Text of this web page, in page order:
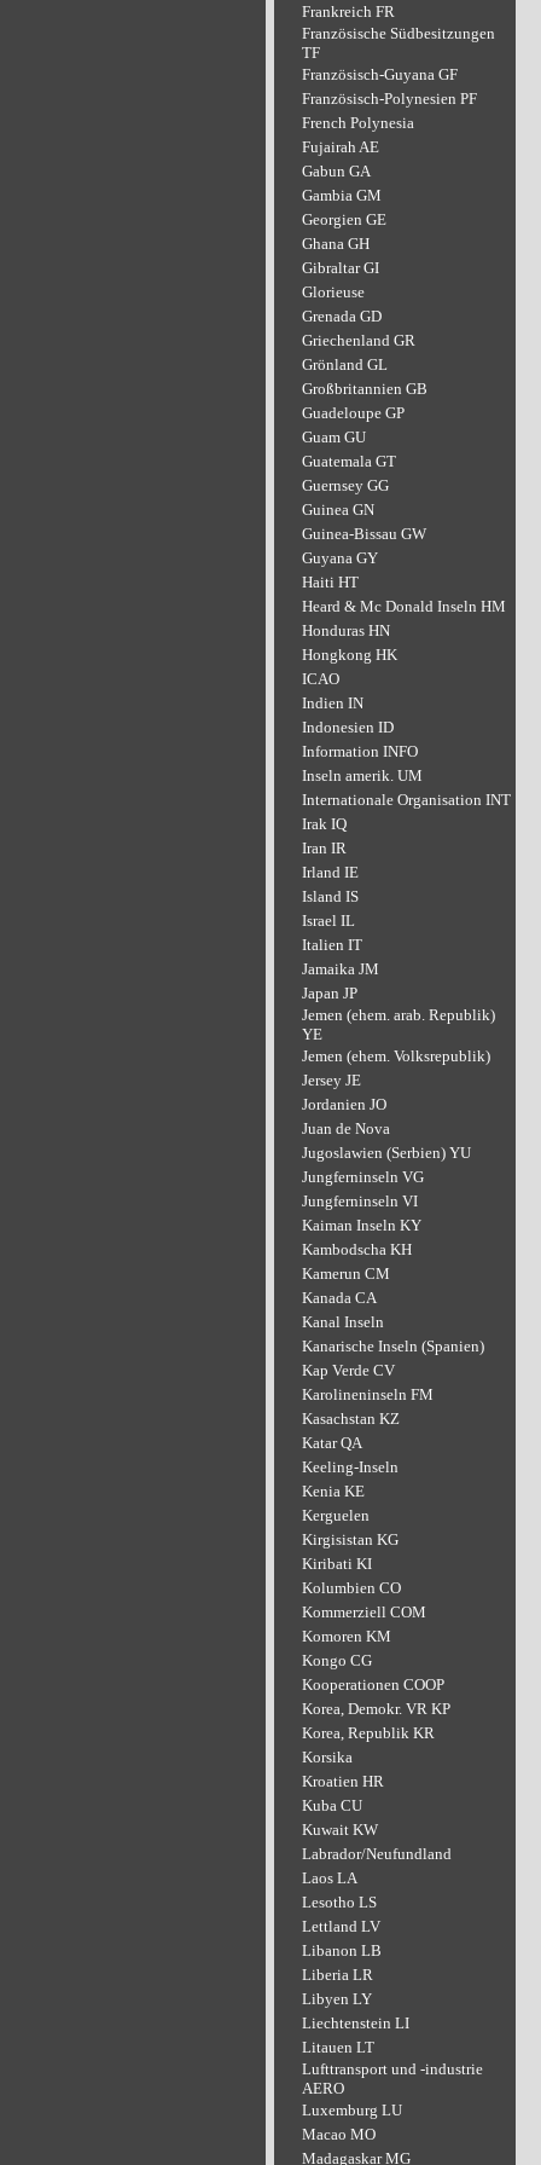
Frankreich FR
Französische Südbesitzungen
TF
Französisch-Guyana GF
Französisch-Polynesien PF
French Polynesia
Fujairah AE
Gabun GA
Gambia GM
Georgien GE
Ghana GH
Gibraltar GI
Glorieuse
Grenada GD
Griechenland GR
Grönland GL
Großbritannien GB
Guadeloupe GP
Guam GU
Guatemala GT
Guernsey GG
Guinea GN
Guinea-Bissau GW
Guyana GY
Haiti HT
Heard & Mc Donald Inseln HM
Honduras HN
Hongkong HK
ICAO
Indien IN
Indonesien ID
Information INFO
Inseln amerik. UM
Internationale Organisation INT
Irak IQ
Iran IR
Irland IE
Island IS
Israel IL
Italien IT
Jamaika JM
Japan JP
Jemen (ehem. arab. Republik)
YE
Jemen (ehem. Volksrepublik)
Jersey JE
Jordanien JO
Juan de Nova
Jugoslawien (Serbien) YU
Jungferninseln VG
Jungferninseln VI
Kaiman Inseln KY
Kambodscha KH
Kamerun CM
Kanada CA
Kanal Inseln
Kanarische Inseln (Spanien)
Kap Verde CV
Karolineninseln FM
Kasachstan KZ
Katar QA
Keeling-Inseln
Kenia KE
Kerguelen
Kirgisistan KG
Kiribati KI
Kolumbien CO
Kommerziell COM
Komoren KM
Kongo CG
Kooperationen COOP
Korea, Demokr. VR KP
Korea, Republik KR
Korsika
Kroatien HR
Kuba CU
Kuwait KW
Labrador/Neufundland
Laos LA
Lesotho LS
Lettland LV
Libanon LB
Liberia LR
Libyen LY
Liechtenstein LI
Litauen LT
Lufttransport und -industrie
AERO
Luxemburg LU
Macao MO
Madagaskar MG